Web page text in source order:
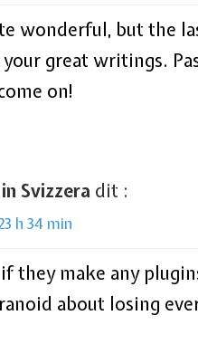
wonderful, but the
great writings.
on!
Svizzera dit :
h 34 min
they make any
about losing